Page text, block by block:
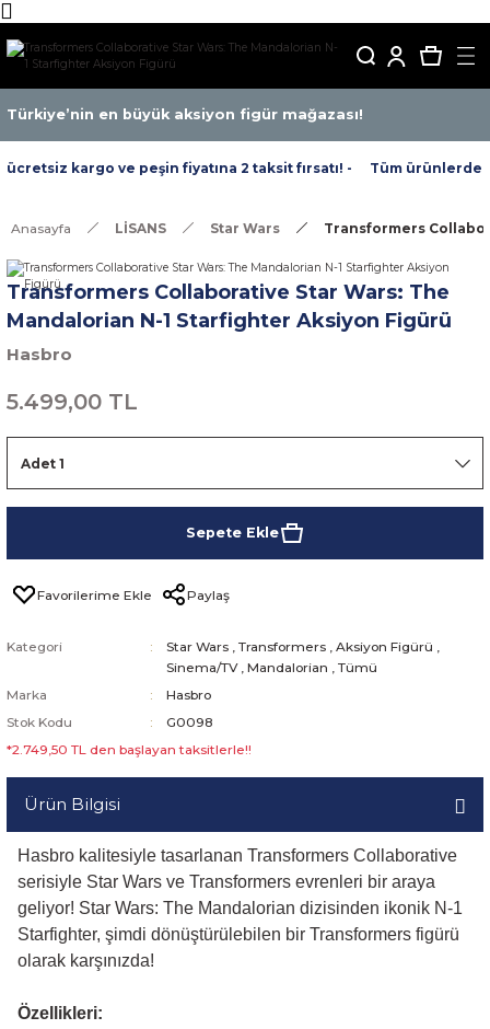
Türkiye’nin en büyük aksiyon figür mağazası!
kargo ve peşin fiyatına 2 taksit fırsatı! - Tüm ürünlerde
Anasayfa LİSANS Star Wars Transformers
Transformers Collaborative Star Wars: The
Mandalorian N-1 Starfighter Aksiyon Figürü
Hasbro
5.499,00 TL
Sepete Ekle
Paylaş
Kategori Star Wars , Transformers , Aksiyon Figürü ,
Sinema/TV , Mandalorian , Tümü
Marka
Hasbro
Stok Kodu
G0098
*2.749,50 TL den başlayan taksitlerle!!
Ürün Bilgisi
Hasbro kalitesiyle tasarlanan Transformers Collaborative
serisiyle Star Wars ve Transformers evrenleri bir araya
geliyor! Star Wars: The Mandalorian dizisinden ikonik N-1
Starfighter, şimdi dönüştürülebilen bir Transformers figürü
olarak karşınızda!
Özellikleri: